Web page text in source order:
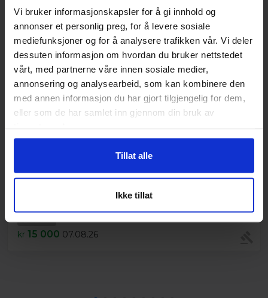
Vi bruker informasjonskapsler for å gi innhold og
annonser et personlig preg, for å levere sosiale
mediefunksjoner og for å analysere trafikken vår. Vi deler
dessuten informasjon om hvordan du bruker nettstedet
vårt, med partnerne våre innen sosiale medier,
annonsering og analysearbeid, som kan kombinere den
med annen informasjon du har gjort tilgjengelig for dem,
eller som de har samlet inn gjennom din bruk av
Tillat alle
Ikke tillat
20 Fot lagercontainer med hylle innredning
kr 15 000 07.08.26